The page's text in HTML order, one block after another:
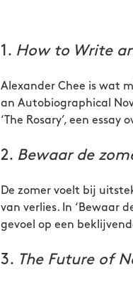
1. How to Write
Alexander Chee is wat
an Autobiographical
‘The Rosary’, een
2. Bewaar de
De zomer voelt bij
van verlies. In ‘Bewaar
gevoel op een
3. The Future of